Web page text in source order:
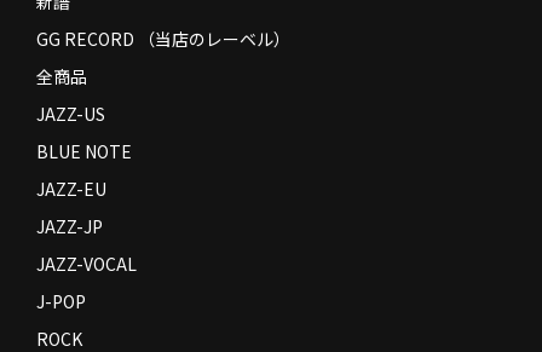
Contact
GG RECORD （当店のレーベル）
全商品
JAZZ-US
BLUE NOTE
JAZZ-EU
JAZZ-JP
JAZZ-VOCAL
J-POP
ROCK